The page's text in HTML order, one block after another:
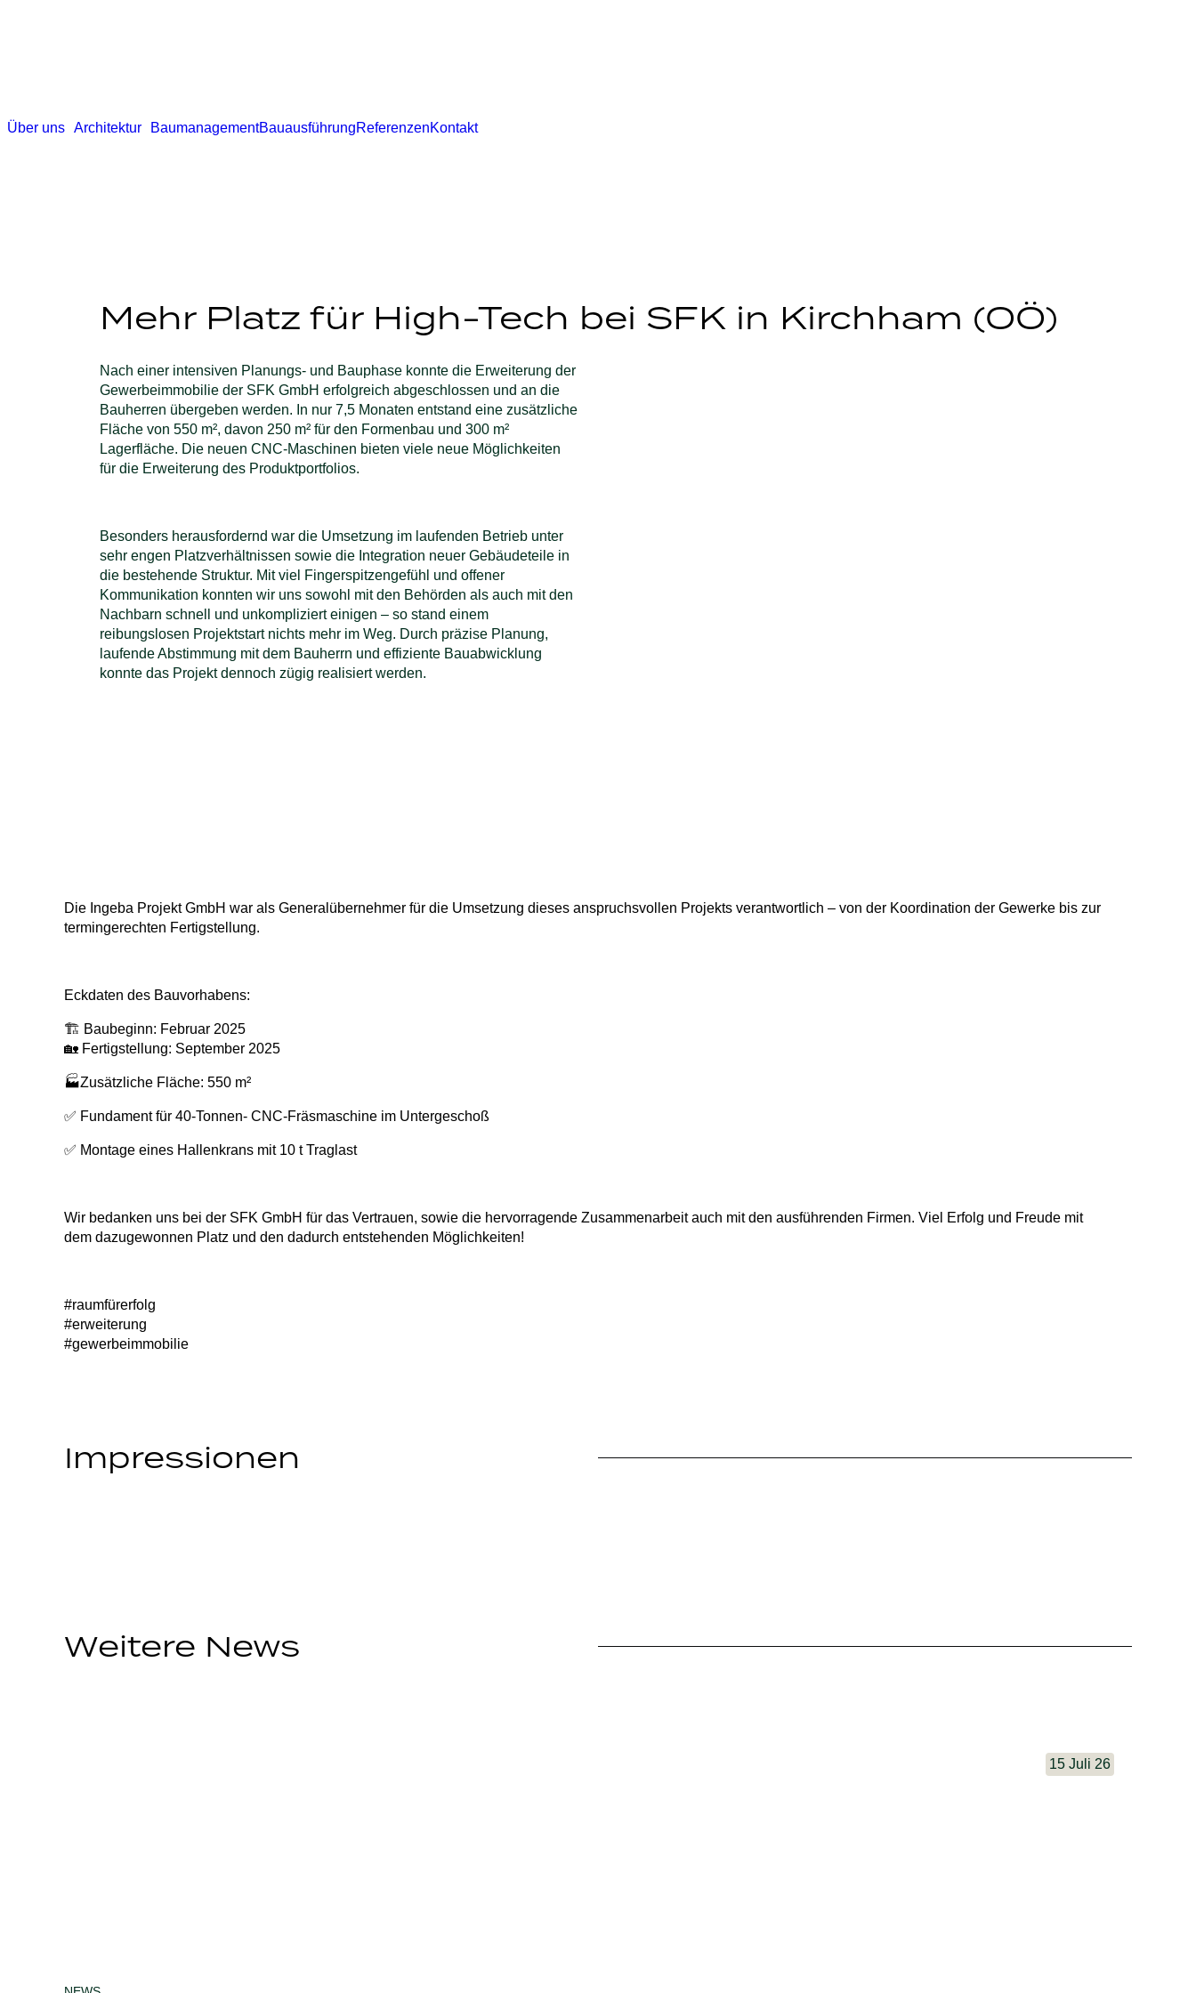
Über uns Architektur BaumanagementBauausführungReferenzenKontakt
Mehr Platz für High-Tech bei SFK in Kirchham (OÖ)
Nach einer intensiven Planungs- und Bauphase konnte die Erweiterung der
Gewerbeimmobilie der SFK GmbH erfolgreich abgeschlossen und an die
Bauherren übergeben werden. In nur 7,5 Monaten entstand eine zusätzliche
Fläche von 550 m², davon 250 m² für den Formenbau und 300 m²
Lagerfläche. Die neuen CNC-Maschinen bieten viele neue Möglichkeiten
für die Erweiterung des Produktportfolios.
Besonders herausfordernd war die Umsetzung im laufenden Betrieb unter
sehr engen Platzverhältnissen sowie die Integration neuer Gebäudeteile in
die bestehende Struktur. Mit viel Fingerspitzengefühl und offener
Kommunikation konnten wir uns sowohl mit den Behörden als auch mit den
Nachbarn schnell und unkompliziert einigen – so stand einem
reibungslosen Projektstart nichts mehr im Weg. Durch präzise Planung,
laufende Abstimmung mit dem Bauherrn und effiziente Bauabwicklung
konnte das Projekt dennoch zügig realisiert werden.
Die Ingeba Projekt GmbH war als Generalübernehmer für die Umsetzung dieses anspruchsvollen Projekts verantwortlich – von der Koordination der Gewerke bis zur
termingerechten Fertigstellung.
Eckdaten des Bauvorhabens:
🏗️ Baubeginn: Februar 2025
🏡 Fertigstellung: September 2025
🏭Zusätzliche Fläche: 550 m²
✅ Fundament für 40-Tonnen- CNC-Fräsmaschine im Untergeschoß
✅ Montage eines Hallenkrans mit 10 t Traglast
Wir bedanken uns bei der SFK GmbH für das Vertrauen, sowie die hervorragende Zusammenarbeit auch mit den ausführenden Firmen. Viel Erfolg und Freude mit
dem dazugewonnen Platz und den dadurch entstehenden Möglichkeiten!
#raumfürerfolg
#erweiterung
#gewerbeimmobilie
Impressionen
Weitere News
15 Juli 26